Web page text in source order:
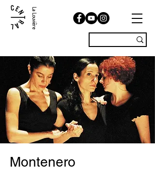
La Louvière
Montenero